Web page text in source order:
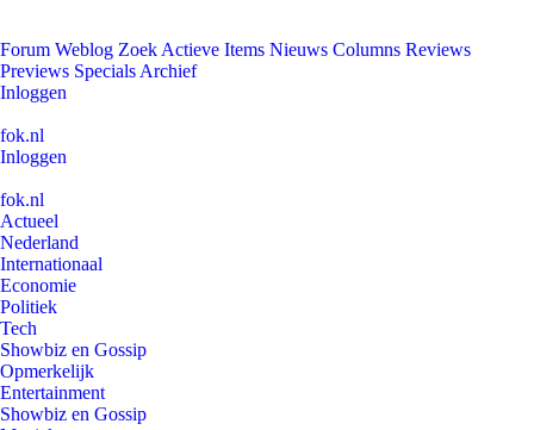
Forum Weblog Zoek Actieve Items Nieuws Columns Reviews
Previews Specials Archief
Inloggen
fok.nl
Inloggen
fok.nl
Actueel
Nederland
Internationaal
Economie
Politiek
Tech
Showbiz en Gossip
Opmerkelijk
Entertainment
Showbiz en Gossip